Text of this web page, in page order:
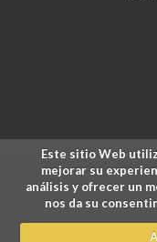
Copyrights ©
Este sitio Web
mejorar su
análisis y ofrecer un
nos da su